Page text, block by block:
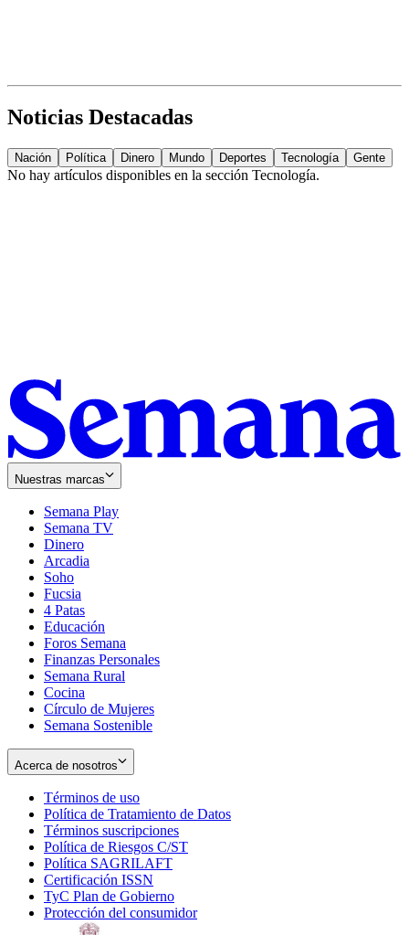
Noticias Destacadas
Nación Política Dinero Mundo Deportes Tecnología Gente
No hay artículos disponibles en la sección Tecnología.
Nuestras marcas
Semana Play
Semana TV
Dinero
Arcadia
Soho
in
new
window
Fucsia
in
new
window
4 Patas
Educación
Foros Semana
Finanzas Personales
Semana Rural
Cocina
Círculo de Mujeres
Semana Sostenible
Acerca de nosotros
Términos de uso
in
new
window
Política de Tratamiento de Datos
Términos suscripciones
in
Política de Riesgos C/ST
Política SAGRILAFT
new
window
Certificación ISSN
in
new
TyC Plan de Gobierno
in
Protección del consumidorOpens